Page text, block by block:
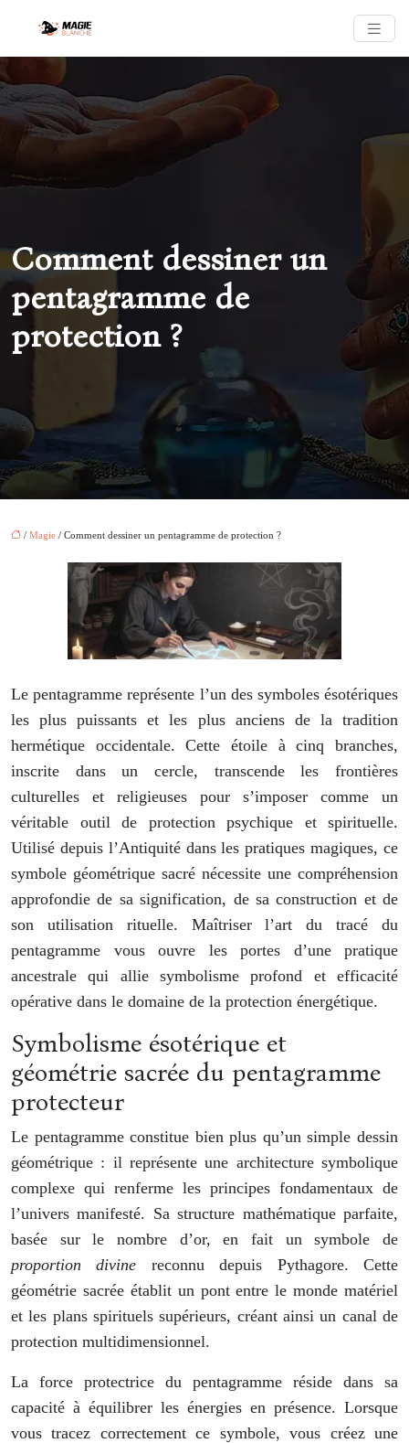
Comment dessiner un
pentagramme de
protection ?
/ Magie / Comment dessiner un pentagramme de protection ?
Le pentagramme représente l’un des symboles ésotériques
les plus puissants et les plus anciens de la tradition
hermétique occidentale. Cette étoile à cinq branches,
inscrite dans un cercle, transcende les frontières
culturelles et religieuses pour s’imposer comme un
véritable outil de protection psychique et spirituelle.
Utilisé depuis l’Antiquité dans les pratiques magiques, ce
symbole géométrique sacré nécessite une compréhension
approfondie de sa signification, de sa construction et de
son utilisation rituelle. Maîtriser l’art du tracé du
pentagramme vous ouvre les portes d’une pratique
ancestrale qui allie symbolisme profond et efficacité
opérative dans le domaine de la protection énergétique.
Symbolisme ésotérique et
géométrie sacrée du pentagramme
protecteur
Le pentagramme constitue bien plus qu’un simple dessin
géométrique : il représente une architecture symbolique
complexe qui renferme les principes fondamentaux de
l’univers manifesté. Sa structure mathématique parfaite,
basée sur le nombre d’or, en fait un symbole de
proportion divine reconnu depuis Pythagore. Cette
géométrie sacrée établit un pont entre le monde matériel
et les plans spirituels supérieurs, créant ainsi un canal de
protection multidimensionnel.
La force protectrice du pentagramme réside dans sa
capacité à équilibrer les énergies en présence. Lorsque
vous tracez correctement ce symbole, vous créez une